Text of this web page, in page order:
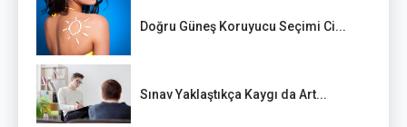
Doğru Güneş Koruyucu Seçimi Ci...
Sınav Yaklaştıkça Kaygı da Art...